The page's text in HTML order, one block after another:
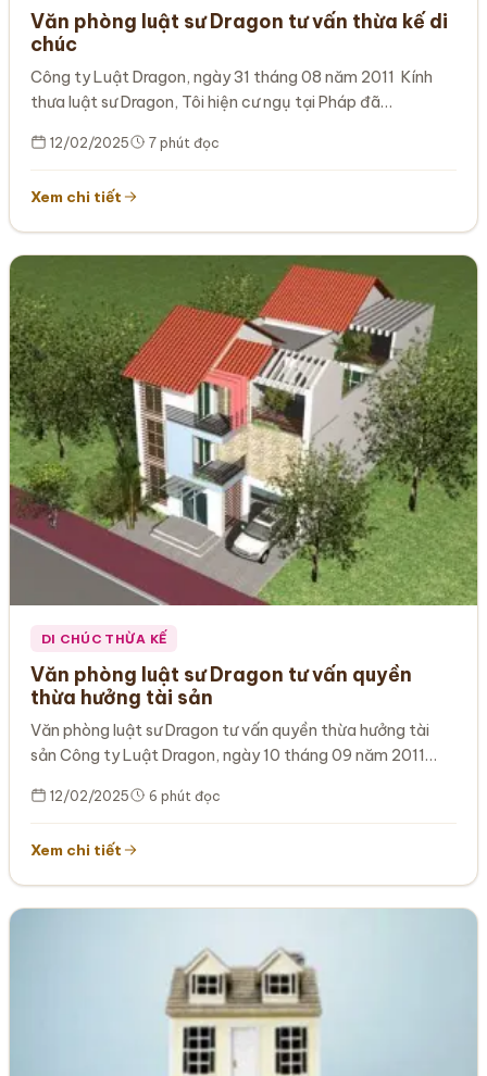
Văn phòng luật sư Dragon tư vấn thừa kế di
chúc
Công ty Luật Dragon, ngày 31 tháng 08 năm 2011 Kính
thưa luật sư Dragon, Tôi hiện cư ngụ tại Pháp đã…
12/02/2025 7 phút đọc
Xem chi tiết
DI CHÚC THỪA KẾ
Văn phòng luật sư Dragon tư vấn quyền
thừa hưởng tài sản
Văn phòng luật sư Dragon tư vấn quyền thừa hưởng tài
sản Công ty Luật Dragon, ngày 10 tháng 09 năm 2011…
12/02/2025 6 phút đọc
Xem chi tiết